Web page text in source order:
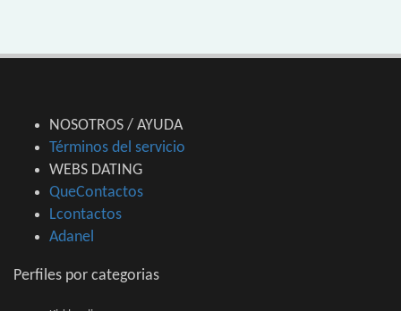
NOSOTROS / AYUDA
Términos del servicio
WEBS DATING
QueContactos
Lcontactos
Adanel
Perfiles por categorias